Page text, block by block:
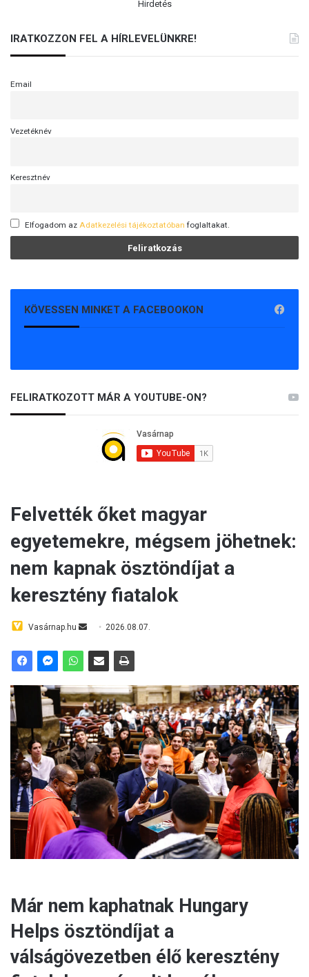
Hirdetés
IRATKOZZON FEL A HÍRLEVELÜNKRE!
Email
Vezetéknév
Keresztnév
Elfogadom az Adatkezelési tájékoztatóban foglaltakat.
KÖVESSEN MINKET A FACEBOOKON
FELIRATKOZOTT MÁR A YOUTUBE-ON?